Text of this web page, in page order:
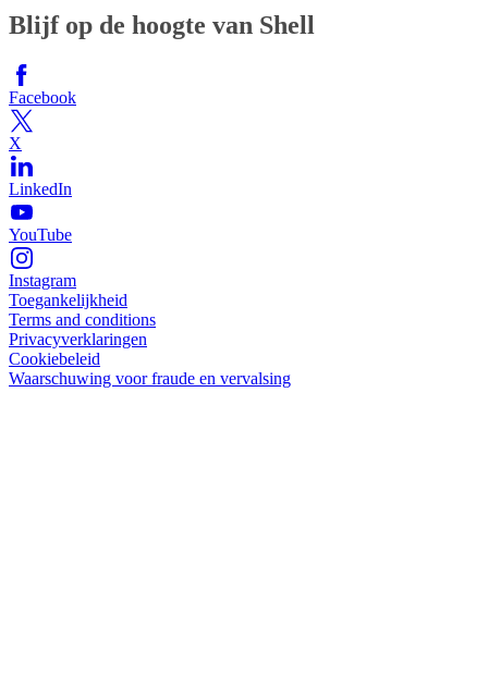
Blijf op de hoogte van Shell
Facebook
X
LinkedIn
YouTube
Instagram
Toegankelijkheid
Terms and conditions
Privacyverklaringen
Cookiebeleid
Waarschuwing voor fraude en vervalsing